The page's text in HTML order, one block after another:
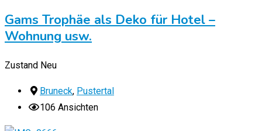
Gams Trophäe als Deko für Hotel –
Wohnung usw.
Zustand Neu
Bruneck, Pustertal
106 Ansichten